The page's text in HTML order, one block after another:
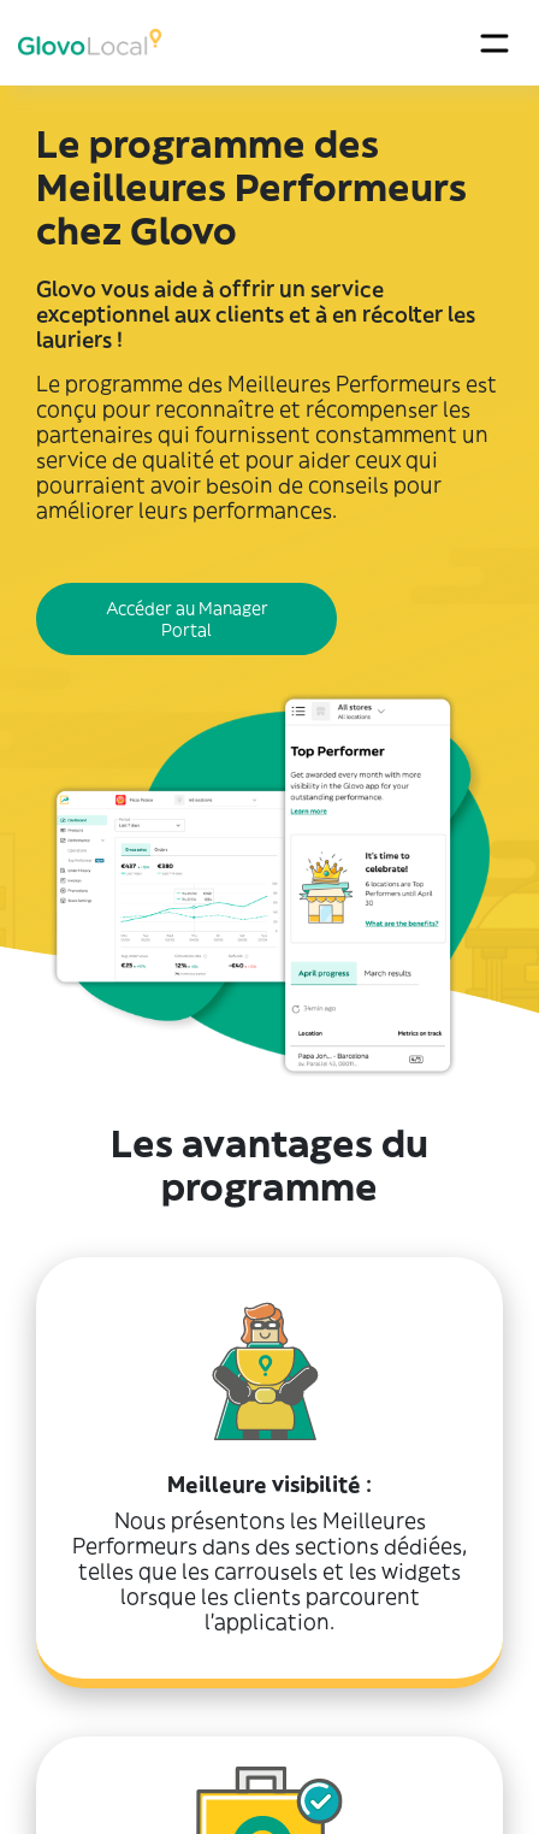
Le programme des
Meilleures Performeurs
chez Glovo
Glovo vous aide à offrir un service
exceptionnel aux clients et à en récolter les
lauriers !
Le programme des Meilleures Performeurs est
conçu pour reconnaître et récompenser les
partenaires qui fournissent constamment un
service de qualité et pour aider ceux qui
pourraient avoir besoin de conseils pour
améliorer leurs performances.
Accéder au Manager
Portal
Les avantages du
programme
Meilleure visibilité :
Nous présentons les Meilleures
Performeurs dans des sections dédiées,
telles que les carrousels et les widgets
lorsque les clients parcourent
l'application.